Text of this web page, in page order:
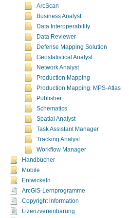
ArcScan
Business Analyst
Data Interoperability
Data Reviewer
Defense Mapping Solution
Geostatistical Analyst
Network Analyst
Production Mapping
Production Mapping: MPS-Atlas
Publisher
Schematics
Spatial Analyst
Task Assistant Manager
Tracking Analyst
Workflow Manager
Handbücher
Mobile
Entwickeln
ArcGIS-Lernprogramme
Copyright information
Lizenzvereinbarung